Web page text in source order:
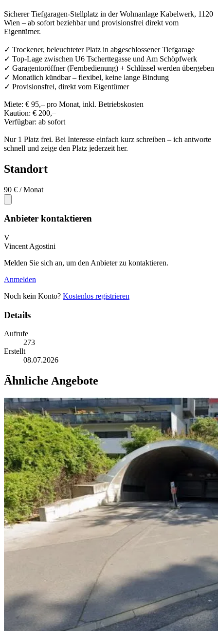
Sicherer Tiefgaragen-Stellplatz in der Wohnanlage Kabelwerk, 1120
Wien – ab sofort beziehbar und provisionsfrei direkt vom
Eigentümer.
✓ Trockener, beleuchteter Platz in abgeschlossener Tiefgarage
✓ Top-Lage zwischen U6 Tscherttegasse und Am Schöpfwerk
✓ Garagentoröffner (Fernbedienung) + Schlüssel werden übergeben
✓ Monatlich kündbar – flexibel, keine lange Bindung
✓ Provisionsfrei, direkt vom Eigentümer
Miete: € 95,– pro Monat, inkl. Betriebskosten
Kaution: € 200,–
Verfügbar: ab sofort
Nur 1 Platz frei. Bei Interesse einfach kurz schreiben – ich antworte
schnell und zeige den Platz jederzeit her.
Standort
90 € / Monat
Anbieter kontaktieren
V
Vincent Agostini
Melden Sie sich an, um den Anbieter zu kontaktieren.
Anmelden
Noch kein Konto? Kostenlos registrieren
Details
Aufrufe
273
Erstellt
08.07.2026
Ähnliche Angebote